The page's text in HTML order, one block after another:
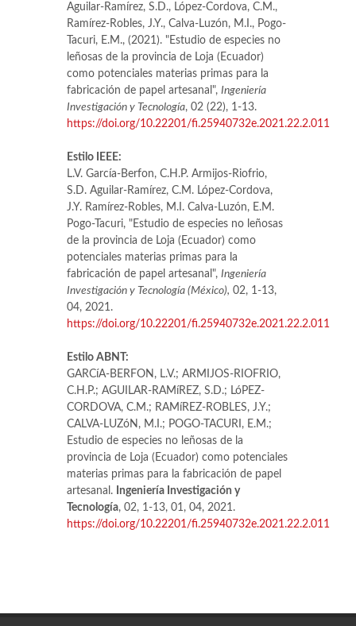
Aguilar-Ramírez, S.D., López-Cordova, C.M.,
Ramírez-Robles, J.Y., Calva-Luzón, M.I., Pogo-
Tacuri, E.M., (2021). "Estudio de especies no
leñosas de la provincia de Loja (Ecuador)
como potenciales materias primas para la
fabricación de papel artesanal", Ingeniería
Investigación y Tecnología, 02 (22), 1-13.
https://doi.org/10.22201/fi.25940732e.2021.22.2.011
Estilo IEEE:
L.V. García-Berfon, C.H.P. Armijos-Riofrio,
S.D. Aguilar-Ramírez, C.M. López-Cordova,
J.Y. Ramírez-Robles, M.I. Calva-Luzón, E.M.
Pogo-Tacuri, "Estudio de especies no leñosas
de la provincia de Loja (Ecuador) como
potenciales materias primas para la
fabricación de papel artesanal", Ingeniería
Investigación y Tecnología (México), 02, 1-13,
04, 2021.
https://doi.org/10.22201/fi.25940732e.2021.22.2.011
Estilo ABNT:
GARCíA-BERFON, L.V.; ARMIJOS-RIOFRIO,
C.H.P.; AGUILAR-RAMíREZ, S.D.; LóPEZ-
CORDOVA, C.M.; RAMíREZ-ROBLES, J.Y.;
CALVA-LUZóN, M.I.; POGO-TACURI, E.M.;
Estudio de especies no leñosas de la
provincia de Loja (Ecuador) como potenciales
materias primas para la fabricación de papel
artesanal. Ingeniería Investigación y
Tecnología, 02, 1-13, 01, 04, 2021.
https://doi.org/10.22201/fi.25940732e.2021.22.2.011